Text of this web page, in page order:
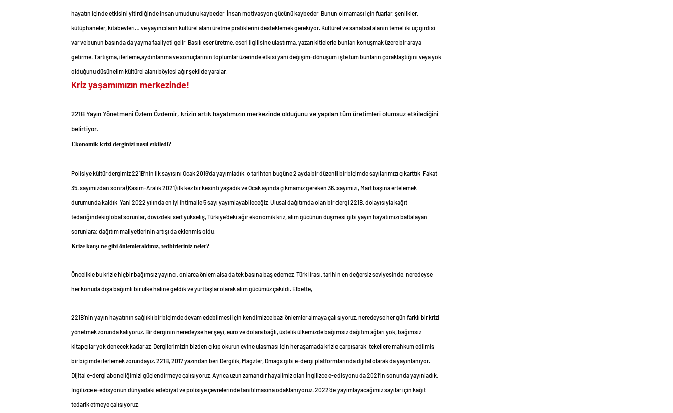
hayatın içinde etkisini yitirdiğinde insan umudunu kaybeder. İnsan motivasyon gücünü kaybeder. Bunun olmaması için fuarlar, şenlikler,
kütüphaneler, kitabevleri… ve yayıncıların kültürel alanı üretme pratiklerini desteklemek gerekiyor. Kültürel ve sanatsal alanın temel iki üç girdisi
var ve bunun başında da yayma faaliyeti gelir. Basılı eser üretme, eseri ilgilisine ulaştırma, yazarı kitlelerle bunları konuşmak üzere bir araya
getirme. Tartışma, ilerleme,aydınlanma ve sonuçlarının toplumlar üzerinde etkisi yani değişim-dönüşüm işte tüm bunların çoraklaştığını veya yok
olduğunu düşünelim kültürel alanı böylesi ağır şekilde yaralar.
Kriz yaşamımızın merkezinde!
221B Yayın Yönetmeni Özlem Özdemir, krizin artık hayatımızın merkezinde olduğunu ve yapılan tüm üretimleri olumsuz etkilediğini
belirtiyor.
Ekonomik krizi derginizi nasıl etkiledi?
Polisiye kültür dergimiz 221B’nin ilk sayısını Ocak 2016’da yayımladık, o tarihten bugüne 2 ayda bir düzenli bir biçimde sayılarımızı çıkarttık. Fakat
35. sayımızdan sonra (Kasım-Aralık 2021) ilk kez bir kesinti yaşadık ve Ocak ayında çıkmamız gereken 36. sayımızı, Mart başına ertelemek
durumunda kaldık. Yani 2022 yılında en iyi ihtimalle 5 sayı yayımlayabileceğiz. Ulusal dağıtımda olan bir dergi 221B, dolayısıyla kağıt
tedariğindekiglobal sorunlar, dövizdeki sert yükseliş, Türkiye’deki ağır ekonomik kriz, alım gücünün düşmesi gibi yayın hayatımızı baltalayan
sorunlara; dağıtım maliyetlerinin artışı da eklenmiş oldu.
Krize karşı ne gibi önlemleraldınız, tedbirleriniz neler?
Öncelikle bu krizle hiçbir bağımsız yayıncı, onlarca önlem alsa da tek başına baş edemez. Türk lirası, tarihin en değersiz seviyesinde, neredeyse
her konuda dışa bağımlı bir ülke haline geldik ve yurttaşlar olarak alım gücümüz çakıldı. Elbette,
221B’nin yayın hayatının sağlıklı bir biçimde devam edebilmesi için kendimizce bazı önlemler almaya çalışıyoruz, neredeyse her gün farklı bir krizi
yönetmek zorunda kalıyoruz. Bir derginin neredeyse her şeyi, euro ve dolara bağlı, üstelik ülkemizde bağımsız dağıtım ağları yok, bağımsız
kitapçılar yok denecek kadar az. Dergilerimizin bizden çıkıp okurun evine ulaşması için her aşamada krizle çarpışarak, tekellere mahkum edilmiş
bir biçimde ilerlemek zorundayız. 221B, 2017 yazından beri Dergilik, Magzter, Dmags gibi e-dergi platformlarında dijital olarak da yayınlanıyor.
Dijital e-dergi aboneliğimizi güçlendirmeye çalışıyoruz. Ayrıca uzun zamandır hayalimiz olan İngilizce e-edisyonu da 2021’in sonunda yayınladık,
İngilizce e-edisyonun dünyadaki edebiyat ve polisiye çevrelerinde tanıtılmasına odaklanıyoruz. 2022’de yayımlayacağımız sayılar için kağıt
tedarik etmeye çalışıyoruz.